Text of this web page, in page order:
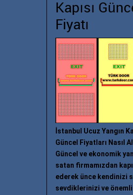
Kapısı
Fiyatı
İstanbul Ucuz Yangın
Güncel Fiyatları Nasıl
Güncel ve ekonomik
satan firmamızdan
ederek ünce kendinizi
sevdiklerinizi ve önemli